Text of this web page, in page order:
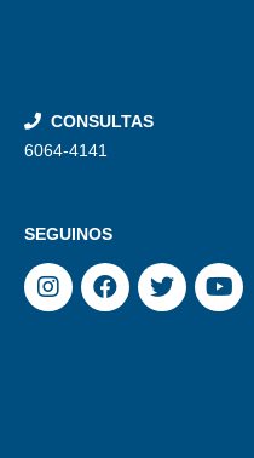
CONSULTAS
6064-4141
SEGUINOS